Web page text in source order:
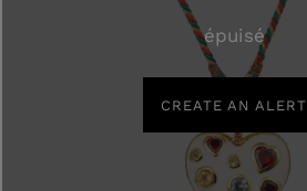
épuisé
CREATE AN ALERT